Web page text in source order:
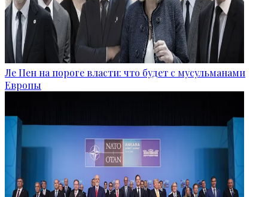
Ле Пен на пороге власти: что будет с мусульманами
Европы